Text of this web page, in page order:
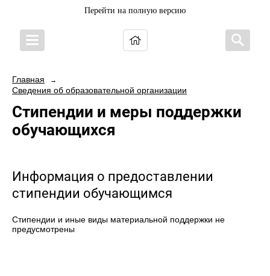
Перейти на полную версию
Главная →
Сведения об образовательной организации
Стипендии и меры поддержки
обучающихся
Информация о предоставлении
стипендии обучающимся
Стипендии и иные виды материальной поддержки не
предусмотрены